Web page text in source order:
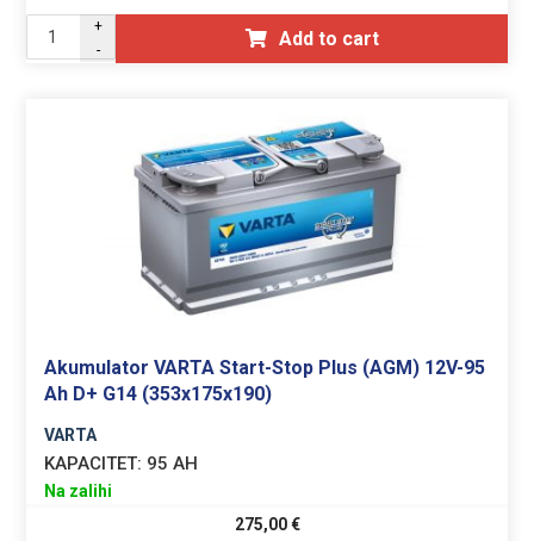
+
-
Add to cart
Akumulator VARTA Start-Stop Plus (AGM) 12V-95
Ah D+ G14 (353x175x190)
VARTA
KAPACITET: 95 AH
Na zalihi
275,00€